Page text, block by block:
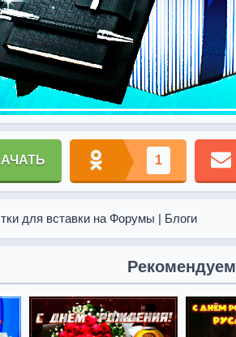
1
для вставки на Форумы | Блоги
Рекомендуем